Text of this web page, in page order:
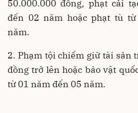
50.000.000 đồng, phạt cải
đến 02 năm hoặc phạt tù
năm.
2. Phạm tội chiếm giữ tài sản
đồng trở lên hoặc bảo vật
từ 01 năm đến 05 năm.